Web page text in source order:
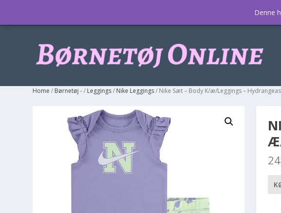
Home / Børnetøj -/ Leggings/ Nike Leggings/ Nike Sæt – Body K/æ/Leggings – Hydrangeas
Denne